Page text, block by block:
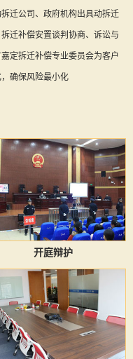
迁公司、政府机构出具动拆迁
迁补偿安置谈判协商、诉讼与
定拆迁补偿专业委员会为客户
确保风险最小化
开庭辩护